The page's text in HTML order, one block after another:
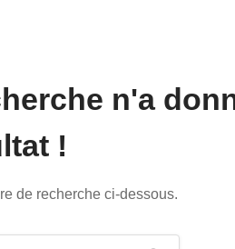
n'a
!
de recherche ci-dessous.